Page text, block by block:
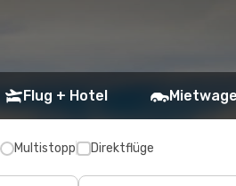
Flug + Hotel
Multistopp Direktflüge